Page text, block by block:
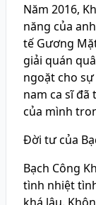
Năm 2016,
năng của
tế Gương
giải quán
ngoặt cho
nam ca sĩ
của mình
Đời tư của
Bạch Công
tình nhiệt